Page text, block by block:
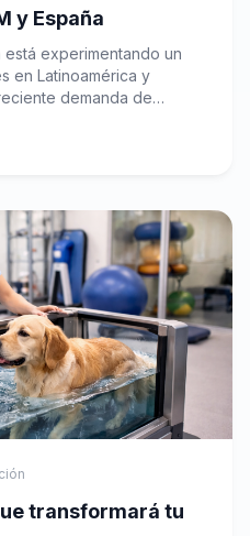
y España
experimentando un
en Latinoamérica y
demanda de
transformará tu